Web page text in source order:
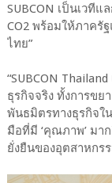
SUBCON เป็นเวที
CO2 พร้อมให้ภาครั
ไทย”
“SUBCON
ธุรกิจจริง ทั้งการขย
พันธมิตรทางธุรกิจใ
มือที่มี ‘คุณภาพ’ มา
ยั่งยืนของอุตสาหกร